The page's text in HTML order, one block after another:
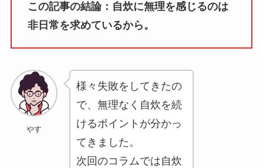
この記事の結論：自炊に無理を感じるのは
非日常を求めているから。
やす
様々失敗をしてきたの
で、無理なく自炊を続
けるポイントが分かっ
てきました。
次回のコラムでは自炊